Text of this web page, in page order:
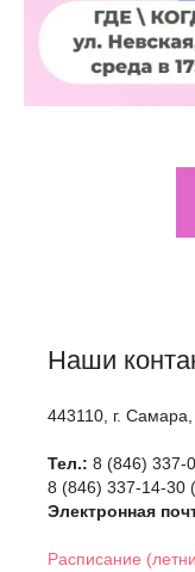
Наши
443110, г.
Тел.: 8 (846) 337-
8 (846) 337-14-30
Электронная
Расписание